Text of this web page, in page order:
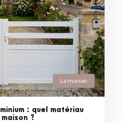
La maison
: quel matériau
?